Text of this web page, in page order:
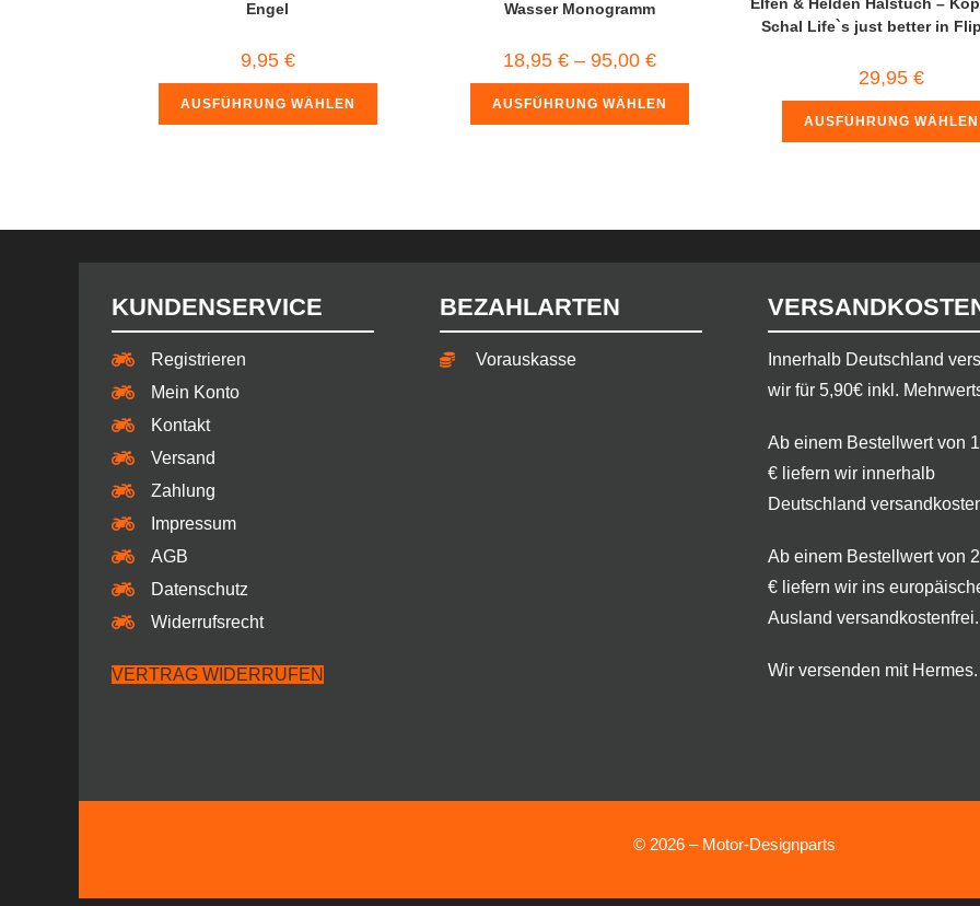
Engel
9,95 €
AUSFÜHRUNG WÄHLEN
Wasser Monogramm
18,95 €– 95,00 €
AUSFÜHRUNG WÄHLEN
Schal Life`s just better in
29,95 €
AUSFÜHRUNG WÄHLEN
KUNDENSERVICE
Registrieren
Mein Konto
Kontakt
Versand
Zahlung
Impressum
AGB
Datenschutz
Widerrufsrecht
VERTRAG WIDERRUFEN
BEZAHLARTEN
Vorauskasse
​Innerhalb Deutschland
wir für 5,90€ inkl.
Ab einem Bestellwert von
€ liefern wir innerhalb
Deutschland
Ab einem Bestellwert von
€ liefern wir ins
Ausland versandkostenfrei.
Wir versenden mit Hermes.
© 2026 – Motor-Designparts